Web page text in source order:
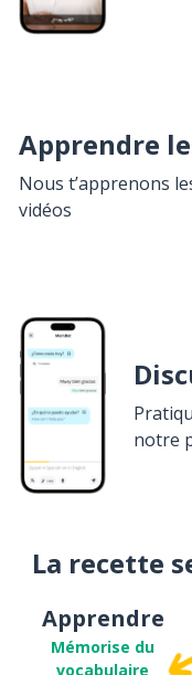
Apprendre
Nous t’apprenons
vidéos
notre
La recette
Apprendre
Mémorise du
vocabulaire